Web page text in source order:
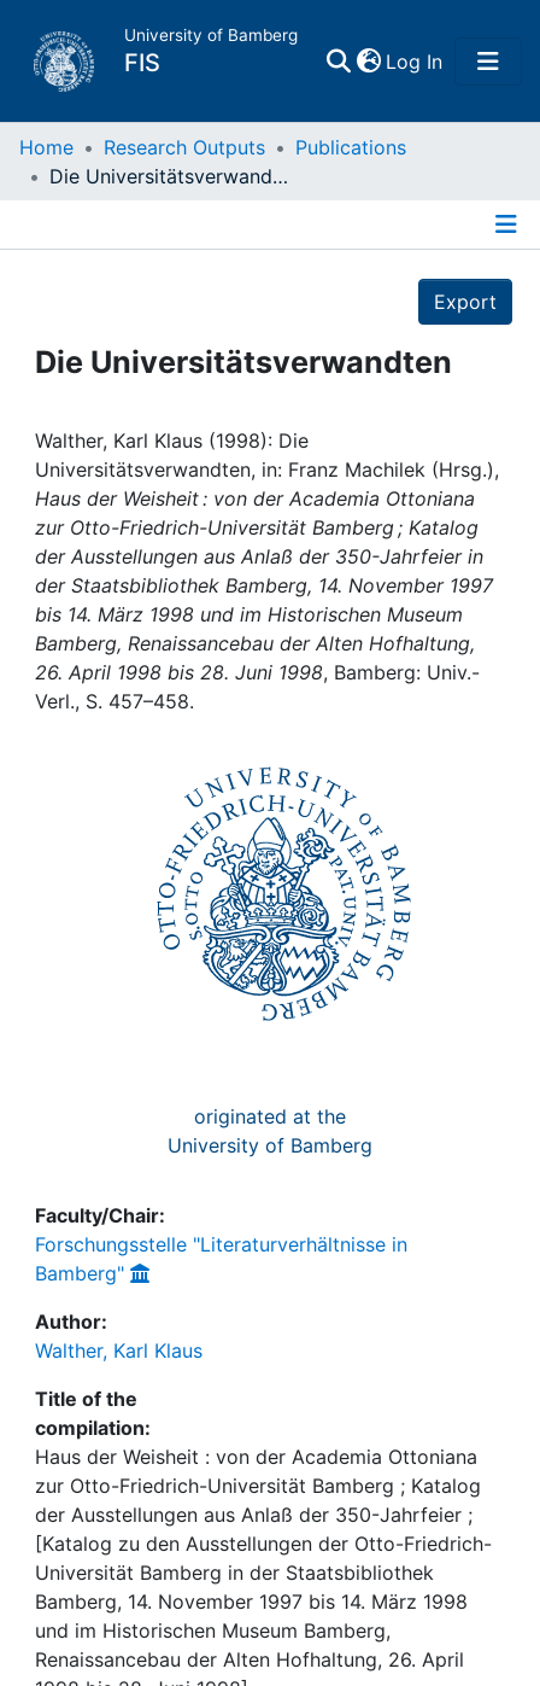
University of Bamberg
FIS Log In(current)
Home
Projects
Institutions
Awards
My FIS
Help
Home Research Outputs
Publications
Die Universitätsverwandten
Export
Die Universitätsverwandten
Walther, Karl Klaus (1998): Die
Universitätsverwandten, in: Franz Machilek (Hrsg.),
Haus der Weisheit : von der Academia Ottoniana
zur Otto-Friedrich-Universität Bamberg ; Katalog
der Ausstellungen aus Anlaß der 350-Jahrfeier in
der Staatsbibliothek Bamberg, 14. November 1997
bis 14. März 1998 und im Historischen Museum
Bamberg, Renaissancebau der Alten Hofhaltung,
26. April 1998 bis 28. Juni 1998, Bamberg: Univ.-
Verl., S. 457–458.
originated at the
University of Bamberg
Faculty/Chair:
Forschungsstelle "Literaturverhältnisse in
Bamberg"
Author:
Walther, Karl Klaus
Title of the
compilation:
Haus der Weisheit : von der Academia Ottoniana
zur Otto-Friedrich-Universität Bamberg ; Katalog
der Ausstellungen aus Anlaß der 350-Jahrfeier ;
[Katalog zu den Ausstellungen der Otto-Friedrich-
Universität Bamberg in der Staatsbibliothek
Bamberg, 14. November 1997 bis 14. März 1998
und im Historischen Museum Bamberg,
Renaissancebau der Alten Hofhaltung, 26. April